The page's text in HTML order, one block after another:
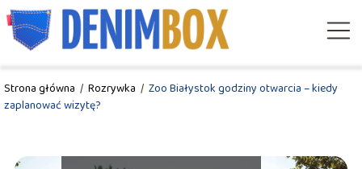
Strona główna / Rozrywka / Zoo Białystok godziny otwarcia – kiedy
zaplanować wizytę?